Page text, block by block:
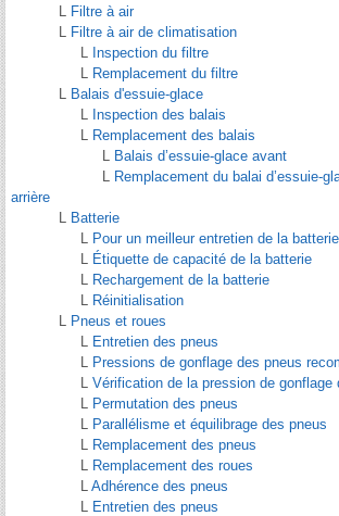
L Filtre à air
L Filtre à air de climatisation
L Inspection du filtre
L Remplacement du filtre
L Balais d'essuie-glace
L Inspection des balais
L Remplacement des balais
L Balais d’essuie-glace avant
L Remplacement du balai d’essuie-
arrière
L Batterie
L Pour un meilleur entretien de la batterie
L Étiquette de capacité de la batterie
L Rechargement de la batterie
L Réinitialisation
L Pneus et roues
L Entretien des pneus
L Pressions de gonflage des pneus
L Vérification de la pression de gonflage
L Permutation des pneus
L Parallélisme et équilibrage des pneus
L Remplacement des pneus
L Remplacement des roues
L Adhérence des pneus
L Entretien des pneus